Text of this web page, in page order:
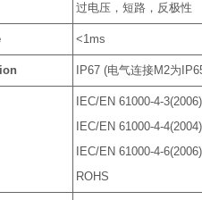
过电压，短路，反极性
<1ms
IP67 (电气连接M2为
IEC/EN 61000-4-
IEC/EN 61000-4-
IEC/EN 61000-4-
ROHS